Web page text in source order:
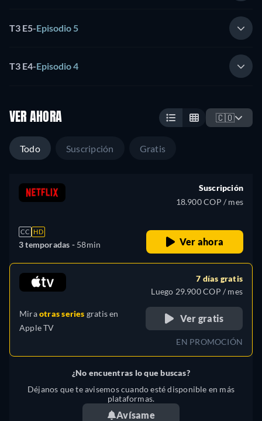
T3 E5-Episodio 5
T3 E4-Episodio 4
VER AHORA 🇨🇴
Todo Suscripción Gratis
CC HD
3 temporadas - 58min
Suscripción
18.900 COP / mes
Ver ahora
Miraotras series gratis en
Apple TV
7 días gratis
Luego 29.900 COP / mes
Ver gratis
EN PROMOCIÓN
¿No encuentras lo que buscas?
Déjanos que te avisemos cuando esté disponible en más
plataformas.
Avísame